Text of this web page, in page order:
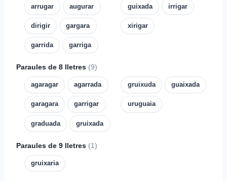
arrugar augurar
dirigir gargara
garrida garriga
guixada irrigar
xirigar
Paraules de 8 lletres (9)
agaragar agarrada
garagara garrigar
graduada gruixada
gruixuda guaixada
uruguaia
Paraules de 9 lletres (1)
gruixaria